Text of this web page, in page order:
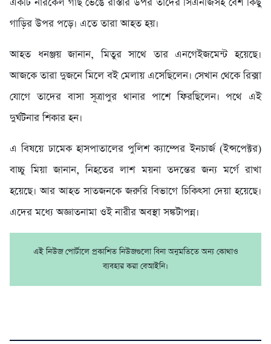
গাড়ির উপর পড়ে। এতে তারা আহত হয়।
আহত ধনঞ্জয় জানান, মিতুর সাথে তার এনগেইজমেন্ট হয়েছে।
আজকে তারা দুজনে মিলে বই মেলায় এসেছিলেন। সেখান থেকে রিক্সা
যোগে তাদের বাসা সূত্রাপুর থানার পাশে ফিরছিলেন। পথে এই
দুর্ঘটনার শিকার হন।
এ বিষ‌য়ে ঢামেক হাসপাতালের পুলিশ ক্যাম্পের ইনচার্জ (ইন্সপেক্টর)
বাচ্চু মিয়া জানান, নিহতের লাশ ময়না তদন্তের জন্য মর্গে রাখা
হয়েছে। আর আহত সাতজনকে জরুরি বিভাগে চিকিৎসা দেয়া হয়েছে।
এদের মধ্যে অজ্ঞাতনামা ওই নারীর অবস্থা সঙ্কটাপন্ন।
এই নিউজ পোর্টালে প্রকাশিত নিউজগুলো বিনা অনুমতিতে অন্য কোথাও
ব্যবহার করা বেআইনি।